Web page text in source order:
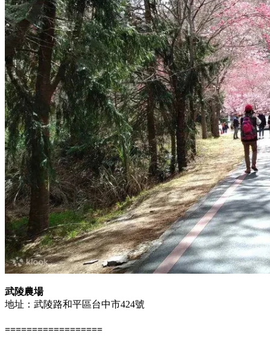
武陵農場
地址：武陵路和平區台中市424號
==================